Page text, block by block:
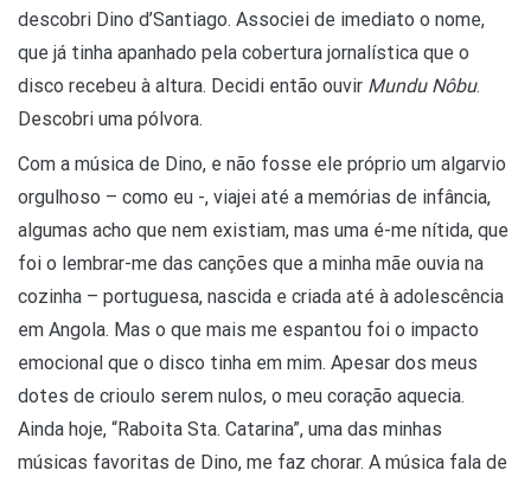
descobri Dino d’Santiago. Associei de imediato o nome,
que já tinha apanhado pela cobertura jornalística que o
disco recebeu à altura. Decidi então ouvir Mundu Nôbu.
Descobri uma pólvora.
Com a música de Dino, e não fosse ele próprio um algarvio
orgulhoso – como eu -, viajei até a memórias de infância,
algumas acho que nem existiam, mas uma é-me nítida, que
foi o lembrar-me das canções que a minha mãe ouvia na
cozinha – portuguesa, nascida e criada até à adolescência
em Angola. Mas o que mais me espantou foi o impacto
emocional que o disco tinha em mim. Apesar dos meus
dotes de crioulo serem nulos, o meu coração aquecia.
Ainda hoje, “Raboita Sta. Catarina”, uma das minhas
músicas favoritas de Dino, me faz chorar. A música fala de